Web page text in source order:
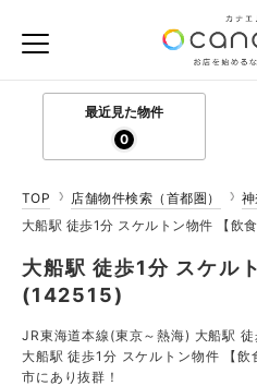
最近見た物件
0
TOP 店舗物件検索（首都圏）
大船駅 徒歩1分 スケルトン物件 【飲
大船駅 徒歩1分 スケル
(142515)
JR東海道本線(東京～熱海) 大船駅 徒
大船駅 徒歩1分 スケルトン物件 【
市にあり抜群！